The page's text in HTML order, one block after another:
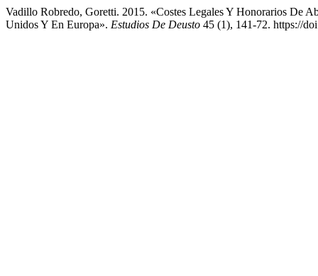
Vadillo Robredo, Goretti. 2015. «Costes Legales Y Honorarios De
Unidos Y En Europa». Estudios De Deusto 45 (1), 141-72. https://